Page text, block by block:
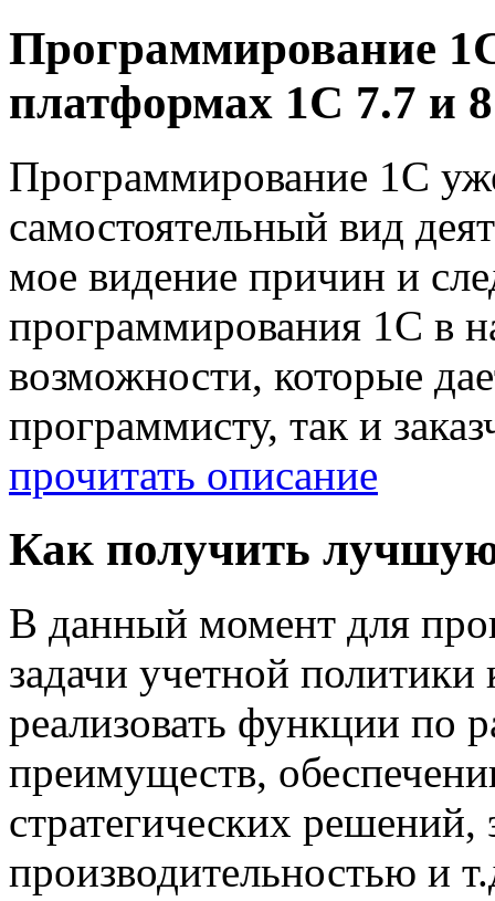
Программирование
платформах 1С 7.7 и 8
Программирование 1С
самостоятельный вид
мое видение причин и
программирования 1С в
возможности, которые
программисту, так и
прочитать описание
Как получить
В данный момент для
задачи учетной
реализовать функции по
преимуществ,
стратегических
производительностью и